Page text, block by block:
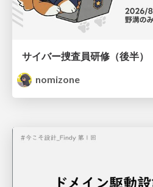
サイバー捜査員研修（後半）
nomizone